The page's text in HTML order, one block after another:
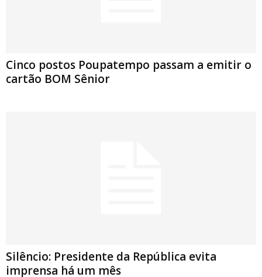
Cinco postos Poupatempo passam a emitir o
cartão BOM Sênior
Silêncio: Presidente da República evita
imprensa há um mês